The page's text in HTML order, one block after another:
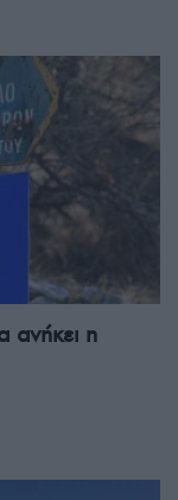
ανήκει η